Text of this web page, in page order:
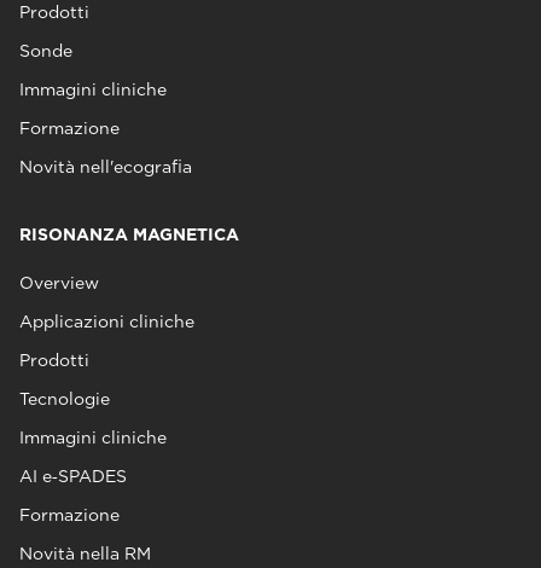
Prodotti
Sonde
Immagini cliniche
Formazione
Novità nell'ecografia
RISONANZA MAGNETICA
Overview
Applicazioni cliniche
Prodotti
Tecnologie
Immagini cliniche
AI e‑SPADES
Formazione
Novità nella RM